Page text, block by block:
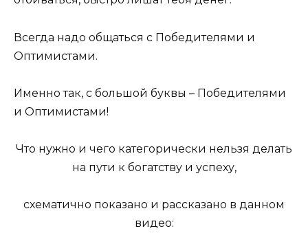
Всегда надо общаться с Победителями и
Оптимистами.
Именно так, с большой буквы – Победителями
и Оптимистами!
Что нужно и чего категорически нельзя делать
на пути к богатству и успеху,
схематично показано и рассказано в данном
видео: